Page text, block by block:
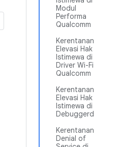
Modul
Performa
Qualcomm
Kerentanan
Elevasi Hak
Istimewa di
Driver Wi-Fi
Qualcomm
Kerentanan
Elevasi Hak
Istimewa di
Debuggerd
Kerentanan
Denial of